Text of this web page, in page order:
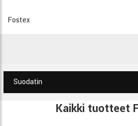
Fostex
Suodatin
Kaikki tuotteet